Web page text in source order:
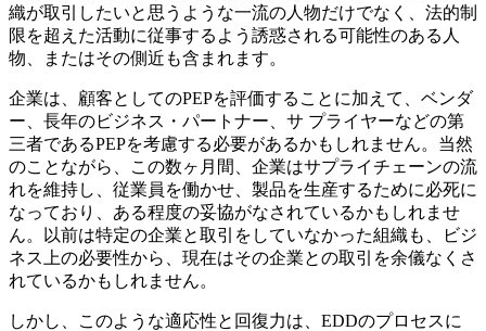
織が取引したいと思うような一流の人物だけでなく、法的制
限を超えた活動に従事するよう誘惑される可能性のある人
物、またはその側近も含まれます。
企業は、顧客としてのPEPを評価することに加えて、ベンダ
ー、長年のビジネス・パートナー、サ プライヤーなどの第
三者であるPEPを考慮する必要があるかもしれません。当然
のことながら、この数ヶ月間、企業はサプライチェーンの流
れを維持し、従業員を働かせ、製品を生産するために必死に
なっており、ある程度の妥協がなされているかもしれませ
ん。以前は特定の企業と取引をしていなかった組織も、ビジ
ネス上の必要性から、現在はその企業との取引を余儀なくさ
れているかもしれません。
しかし、このような適応性と回復力は、EDDのプロセスに